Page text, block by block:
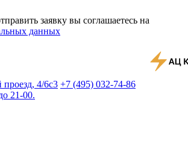
заявку вы соглашаетесь на
данных
4/6с3 +7 (495) 032-74-86
21-00.